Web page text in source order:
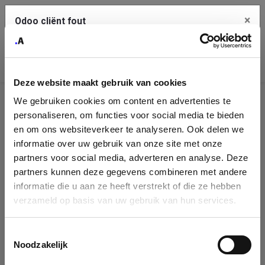
Deze website maakt gebruik van cookies
We gebruiken cookies om content en advertenties te
personaliseren, om functies voor social media te bieden
en om ons websiteverkeer te analyseren. Ook delen we
informatie over uw gebruik van onze site met onze
partners voor social media, adverteren en analyse. Deze
partners kunnen deze gegevens combineren met andere
informatie die u aan ze heeft verstrekt of die ze hebben
verzameld op basis van uw gebruik van hun services.
Noodzakelijk
Identificatie
onderneming
Please fill in your company details
You can search a company in our database by name, VAT or
enterprise ID. When a company is selected it will auto-complete the
form. If you don't find your company in our database, you can create
Odoo cliënt fout ×
klembord
Je dient de kopieer knop te gebruiken om de fout te melden
aan support.
Bekijk details